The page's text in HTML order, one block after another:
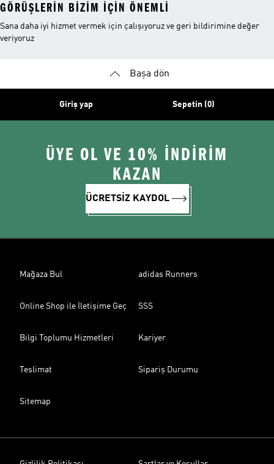
GÖRÜŞLERIN BIZIM IÇIN ÖNEMLI
Sana daha iyi hizmet vermek için çalışıyoruz ve geri bildirimine değer
veriyoruz
Başa dön
Giriş yap Sepetin (0)
ÜYE OL VE 10% İNDİRİM
KAZAN
ÜCRETSİZ KAYDOL
Mağaza Bul adidas Runners
Online Shop ile İletişime Geç SSS
Bilgi Toplumu Hizmetleri Kariyer
Teslimat Sipariş Durumu
Sitemap